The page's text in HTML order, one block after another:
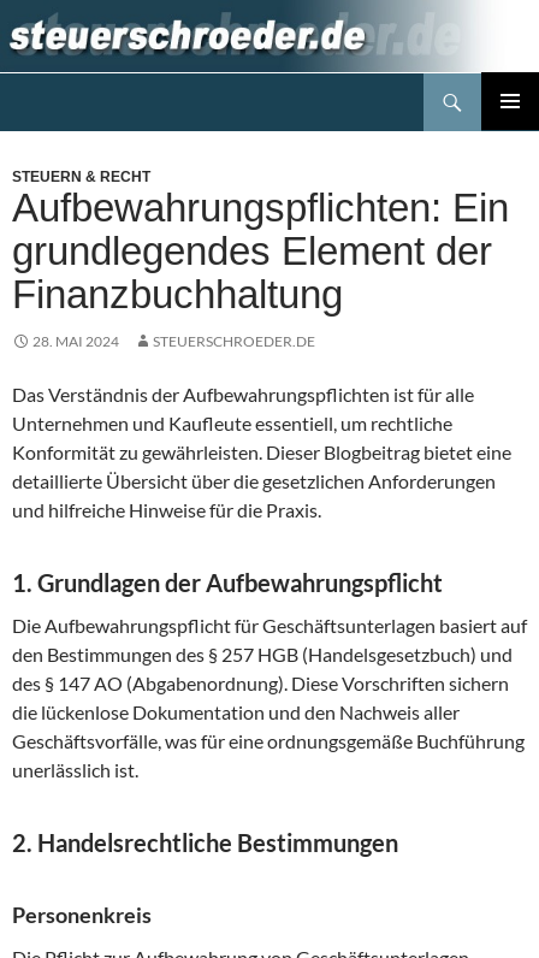
Inhalt
springen
STEUERN & RECHT
Aufbewahrungspflichten: Ein
grundlegendes Element der
Finanzbuchhaltung
28. MAI 2024 STEUERSCHROEDER.DE
Das Verständnis der Aufbewahrungspflichten ist für alle
Unternehmen und Kaufleute essentiell, um rechtliche
Konformität zu gewährleisten. Dieser Blogbeitrag bietet eine
detaillierte Übersicht über die gesetzlichen Anforderungen
und hilfreiche Hinweise für die Praxis.
1. Grundlagen der Aufbewahrungspflicht
Die Aufbewahrungspflicht für Geschäftsunterlagen basiert auf
den Bestimmungen des § 257 HGB (Handelsgesetzbuch) und
des § 147 AO (Abgabenordnung). Diese Vorschriften sichern
die lückenlose Dokumentation und den Nachweis aller
Geschäftsvorfälle, was für eine ordnungsgemäße Buchführung
unerlässlich ist.
2. Handelsrechtliche Bestimmungen
Personenkreis